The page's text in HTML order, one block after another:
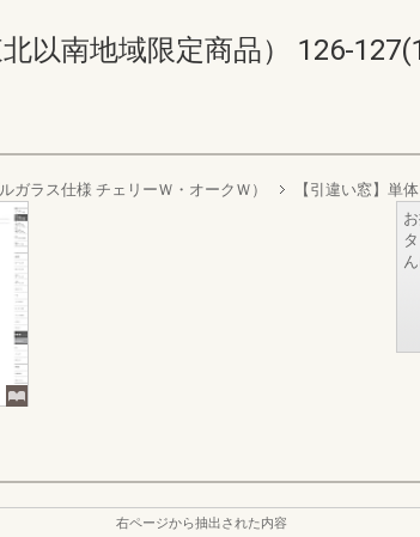
以南地域限定商品） 126-
ガラス仕様 チェリーＷ・オークＷ） 【引違い窓】単
右ページから抽出された内容